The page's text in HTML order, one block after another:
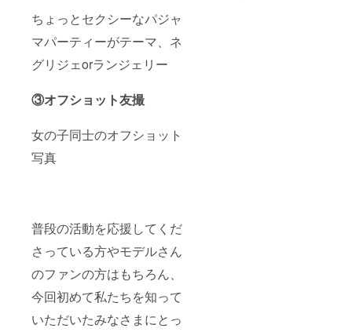
ちょっとセクシーなパジャ
マパーティーがテーマ、ネ
グリジェorランジェリー
③オフショット友撮
女の子同士のオフショット
写真
普段の活動を応援してくだ
さっている方やモデルさん
のファンの方はもちろん、
今回初めて私たちを知って
いただいたみなさまにとっ